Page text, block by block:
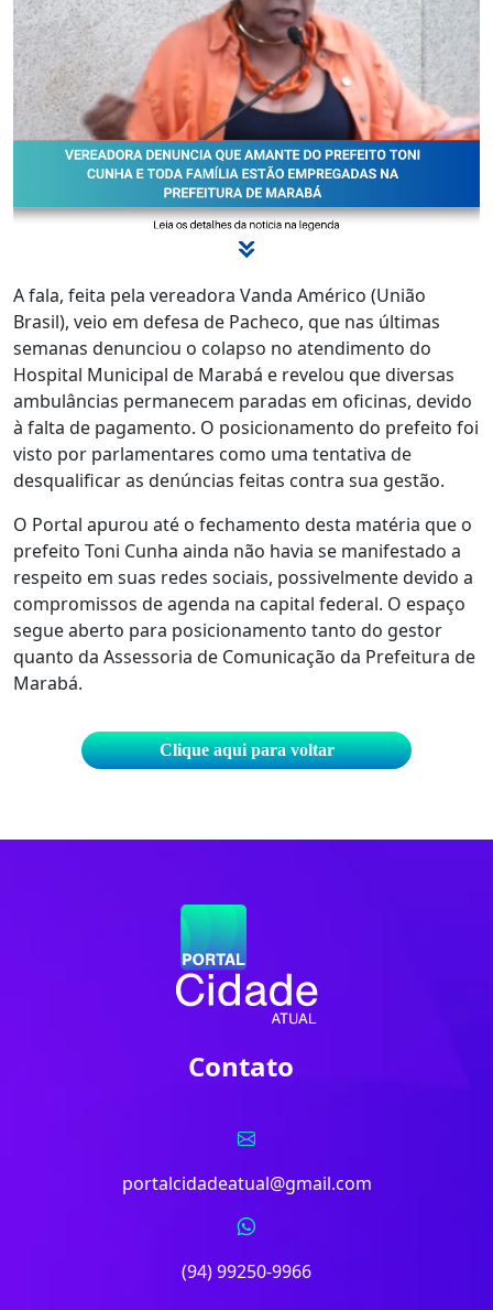
A fala, feita pela vereadora Vanda Américo (União
Brasil), veio em defesa de Pacheco, que nas últimas
semanas denunciou o colapso no atendimento do
Hospital Municipal de Marabá e revelou que diversas
ambulâncias permanecem paradas em oficinas, devido
à falta de pagamento. O posicionamento do prefeito foi
visto por parlamentares como uma tentativa de
desqualificar as denúncias feitas contra sua gestão.
O Portal apurou até o fechamento desta matéria que o
prefeito Toni Cunha ainda não havia se manifestado a
respeito em suas redes sociais, possivelmente devido a
compromissos de agenda na capital federal. O espaço
segue aberto para posicionamento tanto do gestor
quanto da Assessoria de Comunicação da Prefeitura de
Marabá.
Clique aqui para voltar
Contato
portalcidadeatual@gmail.com
(94) 99250-9966